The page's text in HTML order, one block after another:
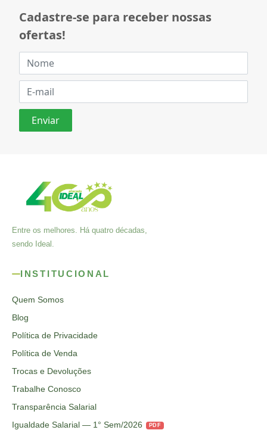
Cadastre-se para receber nossas
ofertas!
Entre os melhores. Há quatro décadas,
sendo Ideal.
INSTITUCIONAL
Quem Somos
Blog
Política de Privacidade
Política de Venda
Trocas e Devoluções
Trabalhe Conosco
Transparência Salarial
Igualdade Salarial — 1° Sem/2026
PDF